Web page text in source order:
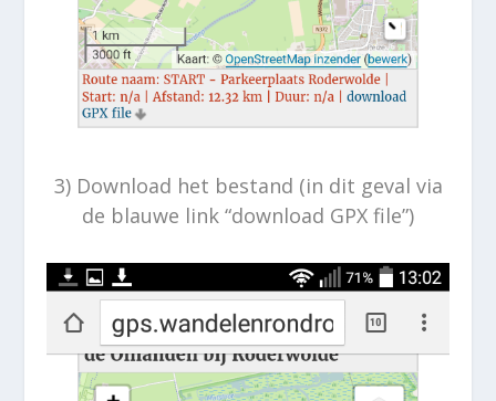
3) Download het bestand (in dit geval via
de blauwe link “download GPX file”)